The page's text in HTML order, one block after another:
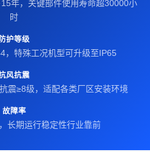
年，关键部件使用寿命超30000小
时
防护等级
，特殊工况机型可升级至IP65
风抗震
震≥8级，适配各类厂区安装环境
故障率
长期运行稳定性行业靠前